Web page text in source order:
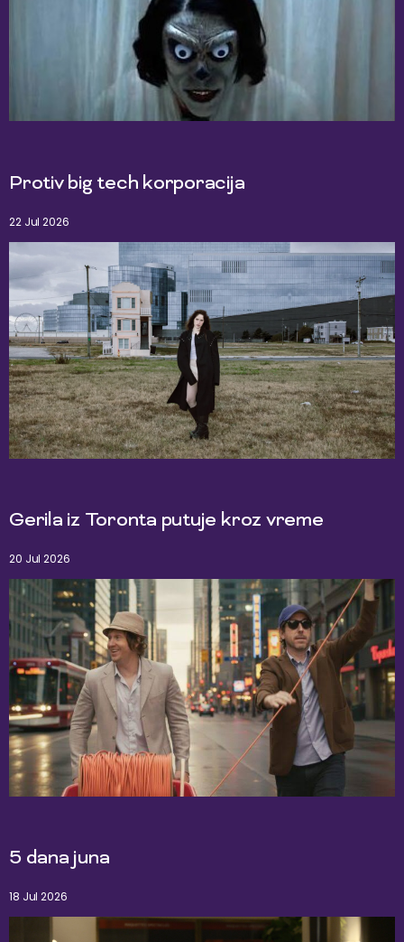
Protiv big tech korporacija
22 Jul 2026
Gerila iz Toronta putuje kroz vreme
20 Jul 2026
5 dana juna
18 Jul 2026